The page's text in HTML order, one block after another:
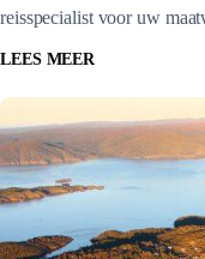
reisspecialist voor uw
LEES MEER